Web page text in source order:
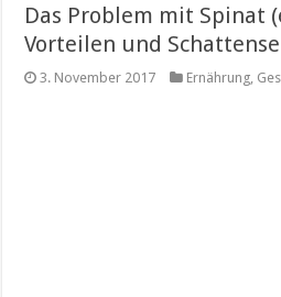
Das Problem mit Spinat
Vorteilen und
3. November 2017 Ernährung